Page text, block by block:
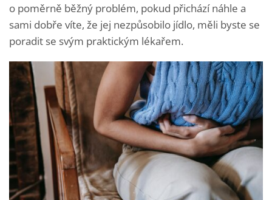
o poměrně běžný problém, pokud přichází náhle a
sami dobře víte, že jej nezpůsobilo jídlo, měli byste se
poradit se svým praktickým lékařem.